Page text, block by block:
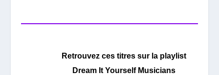
Retrouvez ces titres sur la playlist
Dream It Yourself Musicians